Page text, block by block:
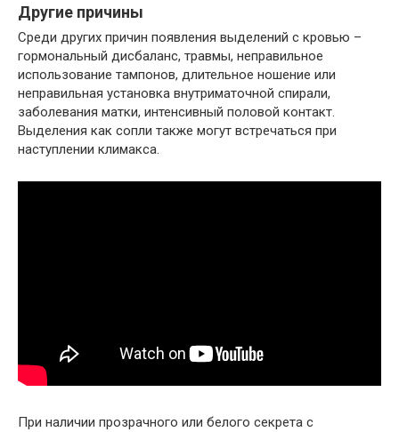
Другие причины
Среди других причин появления выделений с кровью –
гормональный дисбаланс, травмы, неправильное
использование тампонов, длительное ношение или
неправильная установка внутриматочной спирали,
заболевания матки, интенсивный половой контакт.
Выделения как сопли также могут встречаться при
наступлении климакса.
При наличии прозрачного или белого секрета с